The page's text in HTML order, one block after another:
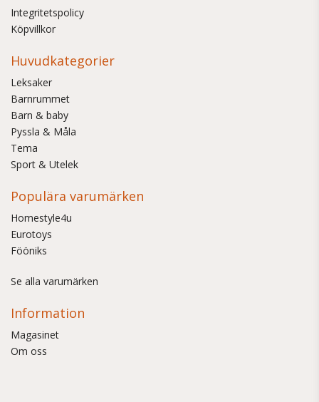
Integritetspolicy
Köpvillkor
Huvudkategorier
Leksaker
Barnrummet
Barn & baby
Pyssla & Måla
Tema
Sport & Utelek
Populära varumärken
Homestyle4u
Eurotoys
Fööniks
Se alla varumärken
Information
Magasinet
Om oss